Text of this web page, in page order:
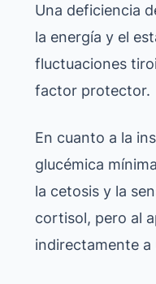
Una deficiencia
la energía y el
fluctuaciones
factor protector.
En cuanto a la
glucémica
la cetosis y la
cortisol, pero al
indirectamente a